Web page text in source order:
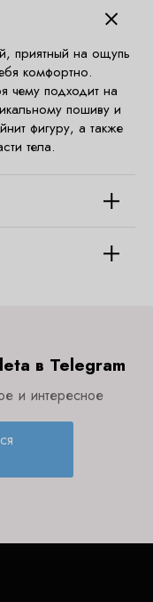
приятный на ощупь
комфортно.
чему подходит на
пошиву и
фигуру, а также
тела.
в Telegram
и интересное